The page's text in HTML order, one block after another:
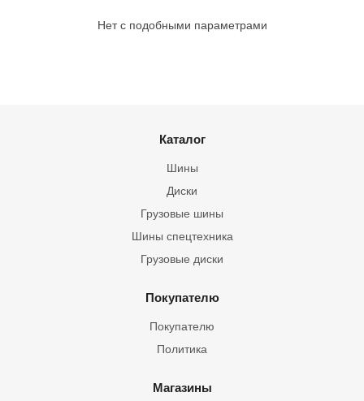
Нет с подобными параметрами
Каталог
Шины
Грузовые шины
Шины спецтехника
Диски
Грузовые диски
Покупателю
Покупателю
Политика
Магазины